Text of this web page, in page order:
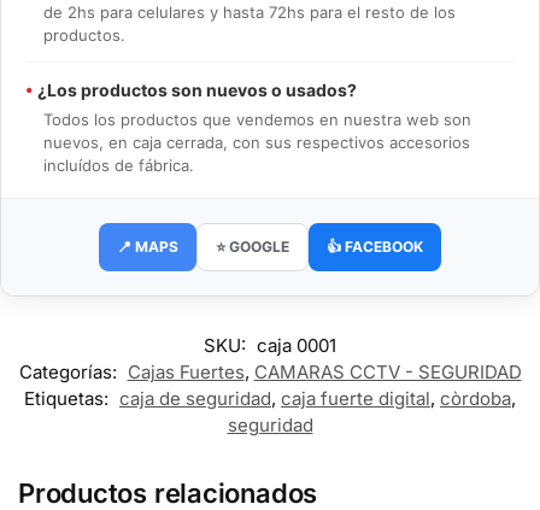
de 2hs para celulares y hasta 72hs para el resto de los
productos.
• ¿Los productos son nuevos o usados?
Todos los productos que vendemos en nuestra web son
nuevos, en caja cerrada, con sus respectivos accesorios
incluídos de fábrica.
📍 MAPS ⭐ GOOGLE 👍 FACEBOOK
SKU: caja 0001
Categorías: Cajas Fuertes, CAMARAS CCTV - SEGURIDAD
Etiquetas: caja de seguridad, caja fuerte digital, còrdoba,
seguridad
Productos relacionados